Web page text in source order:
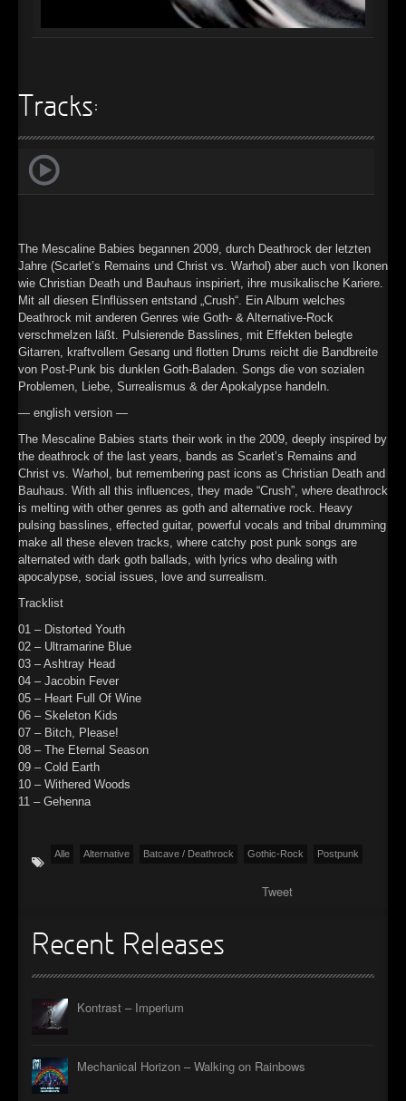
►
Tracks:
The Mescaline Babies begannen 2009, durch Deathrock der letzten
Jahre (Scarlet’s Remains und Christ vs. Warhol) aber auch von Ikonen
wie Christian Death und Bauhaus inspiriert, ihre musikalische Kariere.
Mit all diesen EInflüssen entstand „Crush“. Ein Album welches
Deathrock mit anderen Genres wie Goth- & Alternative-Rock
verschmelzen läßt. Pulsierende Basslines, mit Effekten belegte
Gitarren, kraftvollem Gesang und flotten Drums reicht die Bandbreite
von Post-Punk bis dunklen Goth-Baladen. Songs die von sozialen
Problemen, Liebe, Surrealismus & der Apokalypse handeln.
— english version —
The Mescaline Babies starts their work in the 2009, deeply inspired by
the deathrock of the last years, bands as Scarlet’s Remains and
Christ vs. Warhol, but remembering past icons as Christian Death and
Bauhaus. With all this influences, they made “Crush”, where deathrock
is melting with other genres as goth and alternative rock. Heavy
pulsing basslines, effected guitar, powerful vocals and tribal drumming
make all these eleven tracks, where catchy post punk songs are
alternated with dark goth ballads, with lyrics who dealing with
apocalypse, social issues, love and surrealism.
Tracklist
01 – Distorted Youth
02 – Ultramarine Blue
03 – Ashtray Head
04 – Jacobin Fever
05 – Heart Full Of Wine
06 – Skeleton Kids
07 – Bitch, Please!
08 – The Eternal Season
09 – Cold Earth
10 – Withered Woods
11 – Gehenna
Alle Alternative Batcave / Deathrock Gothic-Rock Postpunk
Tweet
Recent Releases
Kontrast – Imperium
Mechanical Horizon – Walking on Rainbows